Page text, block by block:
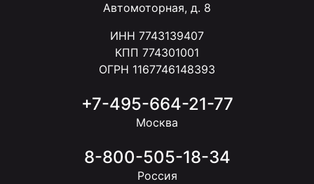
Автомоторная, д. 8
ИНН 7743139407
КПП 774301001
ОГРН 1167746148393
+7-495-664-21-77
Москва
8-800-505-18-34
Россия